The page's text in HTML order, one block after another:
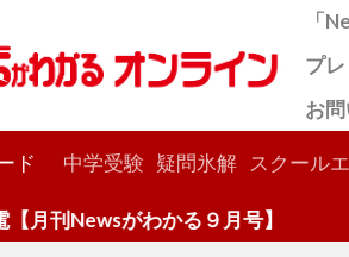
「
プ
お
ド 中学受験 疑問氷解 スクール
がわかる９月号】